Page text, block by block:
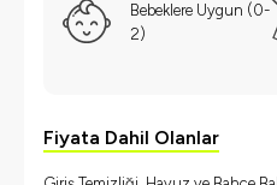
Bebeklere Uygun (0-
2)
Fiyata Dahil Olanlar